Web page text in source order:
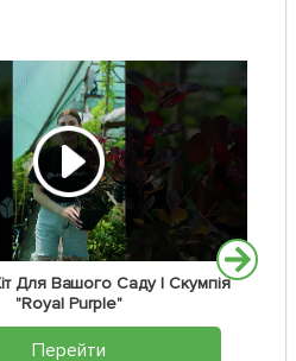
Для Вашого Саду | Скумпія
"Royal Purple"
Перейти